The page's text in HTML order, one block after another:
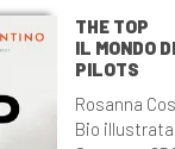
THE TOP
IL MONDO
PILOTS
Rosanna
Bio illustrata